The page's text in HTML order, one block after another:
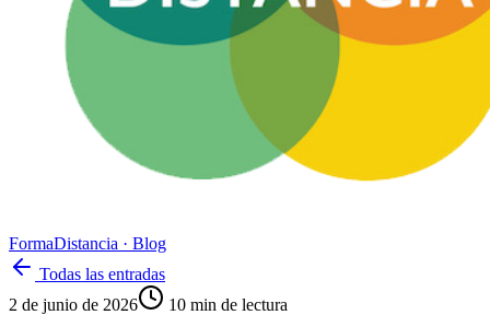
FormaDistancia · Blog
Todas las entradas
2 de junio de 2026
10 min de lectura